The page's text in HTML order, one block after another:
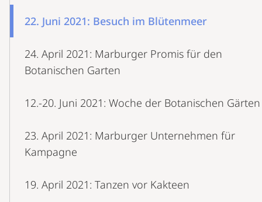
22. Juni 2021: Besuch im Blütenmeer
24. April 2021: Marburger Promis für den
Botanischen Garten
12.-20. Juni 2021: Woche der Botanischen Gärten
23. April 2021: Marburger Unternehmen für
Kampagne
19. April 2021: Tanzen vor Kakteen